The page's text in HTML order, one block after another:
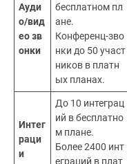
Ауди
о/вид
ео зв
онки
бесплатном пл
ане.
Конференц-зво
нки до 50 участ
ников в платн
ых планах.
Интег
раци
и
До 10 интеграц
ий в бесплатно
м плане.
Более 2400 инт
еграций в плат